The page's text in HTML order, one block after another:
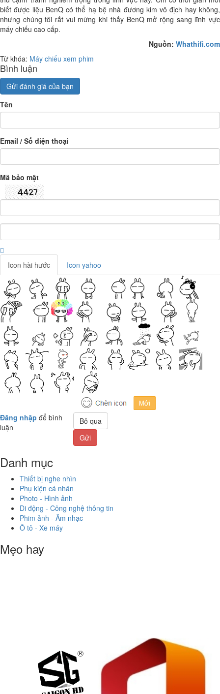
biết được liệu BenQ có thể hạ bệ nhà đương kim vô địch hay không,
nhưng chúng tôi rất vui mừng khi thấy BenQ mở rộng sang lĩnh vực
máy chiếu cao cấp.
Nguồn: Whathifi.com
Từ khóa: Máy chiếu xem phim
Bình luận
Gửi đánh giá của bạn
Tên
Email / Số điện thoại
Mã bảo mật
Icon hài hước Icon yahoo
Đăng nhập để bình
luận
Bỏ qua
Gửi
Danh mục
Thiết bị nghe nhìn
Phụ kiện cá nhân
Photo - Hình ảnh
Di động - Công nghệ thông tin
Phim ảnh - Âm nhạc
Ô tô - Xe máy
Mẹo hay